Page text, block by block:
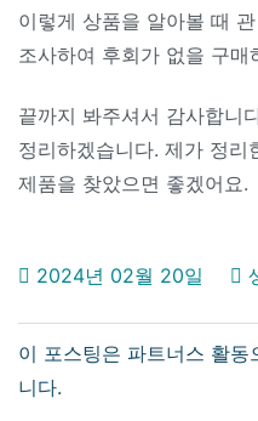
이렇게 상품을 알아볼 때
조사하여 후회가 없을 구매
끝까지 봐주셔서 감사합니
정리하겠습니다. 제가 정
제품을 찾았으면 좋겠어요.
2024년 02월 20일